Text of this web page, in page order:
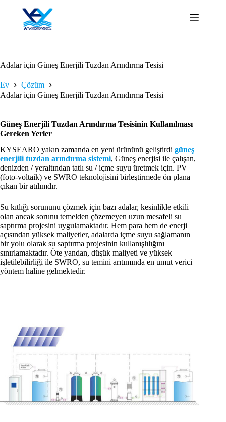
Adalar için Güneş Enerjili Tuzdan Arındırma Tesisi
Ev
Çözüm
Adalar için Güneş Enerjili Tuzdan Arındırma Tesisi
Güneş Enerjili Tuzdan Arındırma Tesisinin Kullanılması
Gereken Yerler
KYSEARO yakın zamanda en yeni ürününü geliştirdi güneş
enerjili tuzdan arındırma sistemi, Güneş enerjisi ile çalışan,
denizden / yeraltından tatlı su / içme suyu üretmek için. PV
(foto-voltaik) ve SWRO teknolojisini birleştirmede ön plana
çıkan bir atılımdır.
Su kıtlığı sorununu çözmek için bazı adalar, kesinlikle etkili
olan ancak sorunu temelden çözemeyen uzun mesafeli su
saptırma projesini uygulamaktadır. Hem para hem de enerji
açısından yüksek maliyetler, adalarda içme suyu sağlamanın
bir yolu olarak su saptırma projesinin kullanışlılığını
sınırlamaktadır. Öte yandan, düşük maliyeti ve yüksek
işletilebilirliği ile SWRO, su temini arıtımında en umut verici
yöntem haline gelmektedir.